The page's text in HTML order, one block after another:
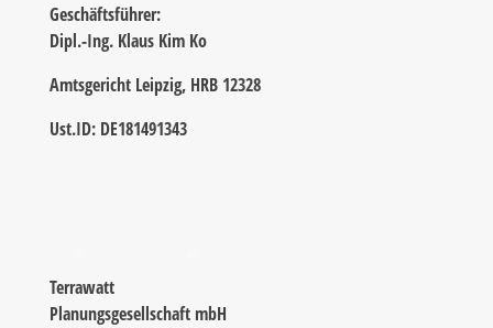
Geschäftsführer:
Dipl.-Ing. Klaus Kim Ko
Amtsgericht Leipzig, HRB 12328
Ust.ID: DE181491343
Terrawatt
Planungsgesellschaft mbH